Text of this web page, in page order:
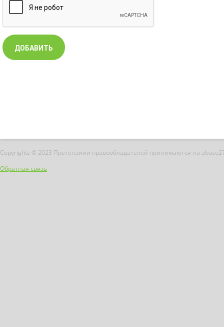
Copyrights © 2023 Претензиии правообладателей принимаются на
Обратная связь